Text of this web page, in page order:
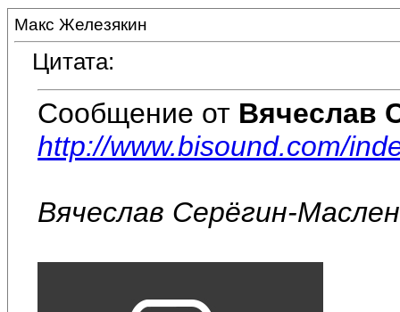
Макс Железякин
Цитата:
Сообщение от Вячеслав
http://www.bisound.com/
Вячеслав Серёгин-